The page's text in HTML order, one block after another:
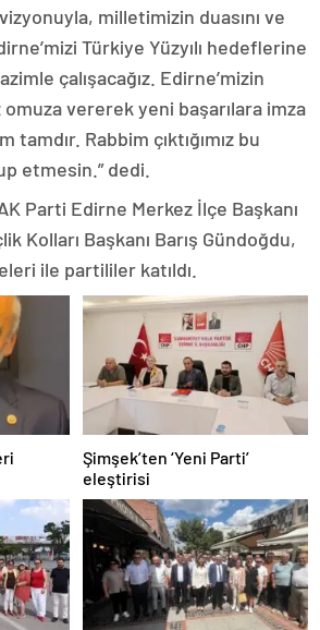
milletimizin duasını ve
Türkiye Yüzyılı hedeflerine
çalışacağız. Edirne’mizin
vererek yeni başarılara imza
tamdır. Rabbim çıktığımız bu
etmesin.” dedi.
Parti Edirne Merkez İlçe Başkanı
Kolları Başkanı Barış Gündoğdu,
ile partililer katıldı.
Şimşek’ten ‘Yeni Parti’
eleştirisi